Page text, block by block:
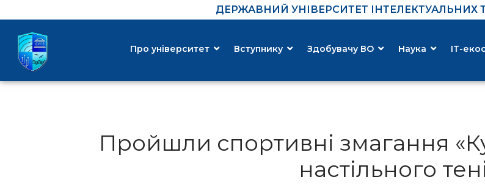
ДЕРЖАВНИЙ УНІВЕРСИТЕТ ІНТЕЛЕКТУАЛЬНИХ
Про університет Вступнику Здобувачу ВО Наука ІТ-
Пройшли спортивні змагання
настільного